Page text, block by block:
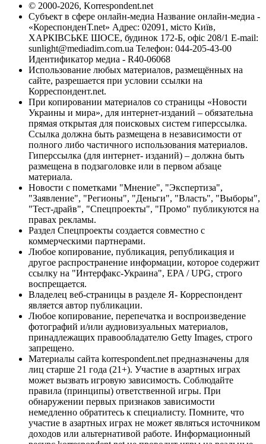
© 2000-2026, Korrespondent.net
Субъект в сфере онлайн-медиа Название онлайн-медиа -
«КореспонденТ.net» Адрес: 02091, місто Київ,
ХАРКІВСЬКЕ ШОСЕ, будинок 172-Б, офіс 208/1 E-mail:
sunlight@mediadim.com.ua Телефон: 044-205-43-00
Идентификатор медиа - R40-06068
Использование любых материалов, размещённых на
сайте, разрешается при условии ссылки на
Корреспондент.net.
При копировании материалов со страницы «Новости
Украины и мира», для интернет-изданий – обязательна
прямая открытая для поисковых систем гиперссылка.
Ссылка должна быть размещена в независимости от
полного либо частичного использования материалов.
Гиперссылка (для интернет- изданий) – должна быть
размещена в подзаголовке или в первом абзаце
материала.
Новости с пометками "Мнение", "Экспертиза",
"Заявление", "Регионы", "Деньги", "Власть", "Выборы",
"Тест-драйв", "Спецпроекты", "Промо" публикуются на
правах рекламы.
Раздел Спецпроекты создается совместно с
коммерческими партнерами.
Любое копирование, публикация, републикация и
другое распространение информации, которое содержит
ссылку на "Интерфакс-Украина", EPA / UPG, строго
воспрещается.
Владелец веб-страницы в разделе Я- Корреспондент
является автор публикации.
Любое копирование, перепечатка и воспроизведение
фотографий и/или аудиовизуальных материалов,
принадлежащих правообладателю Getty Images, строго
запрещено.
Материалы сайта korrespondent.net предназначены для
лиц старше 21 года (21+). Участие в азартных играх
может вызвать игровую зависимость. Соблюдайте
правила (принципы) ответственной игры. При
обнаружении первых признаков зависимости
немедленно обратитесь к специалисту. Помните, что
участие в азартных играх не может являться источником
доходов или альтернативой работе. Информационный